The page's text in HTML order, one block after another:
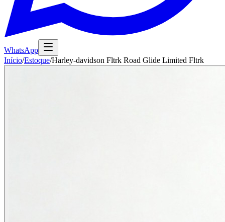
WhatsApp
Início/Estoque/Harley-davidson Fltrk Road Glide Limited Fltrk